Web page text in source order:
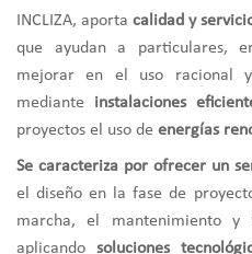
INCLIZA, aporta calidad y
que ayudan a particulares,
mejorar en el uso racional
mediante instalaciones
proyectos el uso de energías
Se caracteriza por ofrecer un
el diseño en la fase de
marcha, el mantenimiento
aplicandosoluciones